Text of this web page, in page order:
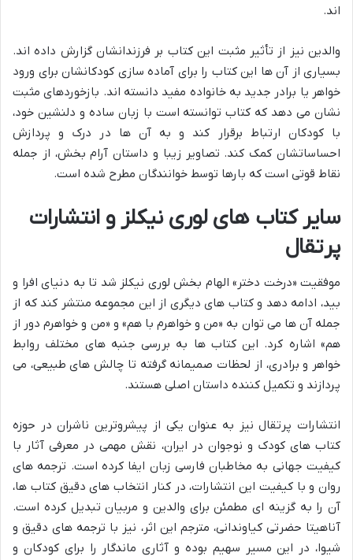
اند.
والدین نیز از تأثیر مثبت این کتاب بر فرزندانشان گزارش داده اند.
بسیاری از آن ها این کتاب را برای آماده سازی کودکانشان برای ورود
خواهر یا برادر جدید به خانواده مفید دانسته اند. بازخوردهای مثبت
نشان می دهد که کتاب توانسته است با زبان ساده و دلنشین خود،
با کودکان ارتباط برقرار کند و به آن ها در درک و پردازش
احساساتشان کمک کند. تصاویر زیبا و داستان آرام بخش، از جمله
نقاط قوتی است که بارها توسط خوانندگان مطرح شده است.
سایر کتاب های لوری نیکلز و انتشارات
پرتقال
موفقیت «درخت دختر» الهام بخش لوری نیکلز شد تا به دنیای افرا و
بید، ادامه دهد و کتاب های دیگری از این مجموعه منتشر کند که از
جمله آن ها می توان به «من و خواهرم با هم» و «من و خواهرم دور از
هم» اشاره کرد. این کتاب ها به بررسی جنبه های مختلف روابط
خواهر و برادری، از لحظات صمیمانه گرفته تا چالش های طبیعی، می
پردازند و تکمیل کننده داستان اصلی هستند.
انتشارات پرتقال نیز به عنوان یکی از پیشروترین ناشران در حوزه
کتاب های کودک و نوجوان در ایران، نقش مهمی در معرفی آثار با
کیفیت جهانی به مخاطبان فارسی زبان ایفا کرده است. ترجمه های
روان و با کیفیت این انتشارات، در کنار انتخاب های دقیق کتاب ها،
آن را به گزینه ای مطمئن برای والدین و مربیان تبدیل کرده است.
آناهیتا حضرتی کیاوندانی، مترجم این اثر، نیز با ترجمه های دقیق و
شیوا، در این مسیر سهیم بوده و آثاری ماندگار را برای کودکان و